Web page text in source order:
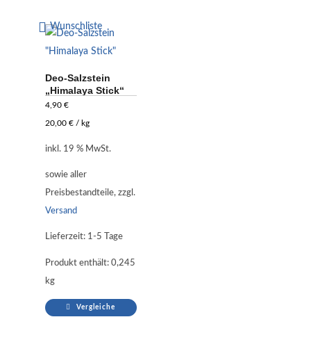
Wunschliste
Deo-Salzstein
„Himalaya Stick“
4,90 €
20,00 €/ kg
inkl. 19 % MwSt.
sowie aller
Preisbestandteile, zzgl.
Versand
Lieferzeit: 1-5 Tage
Produkt enthält: 0,245
kg
Vergleiche